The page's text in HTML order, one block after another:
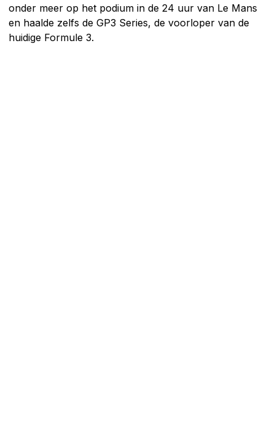
onder meer op het podium in de 24 uur van Le Mans
en haalde zelfs de GP3 Series, de voorloper van de
huidige Formule 3.